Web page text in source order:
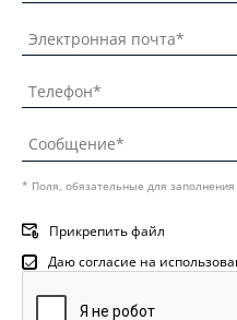
* Поля, обязательные для заполнения
Прикрепить файл
Даю согласие на